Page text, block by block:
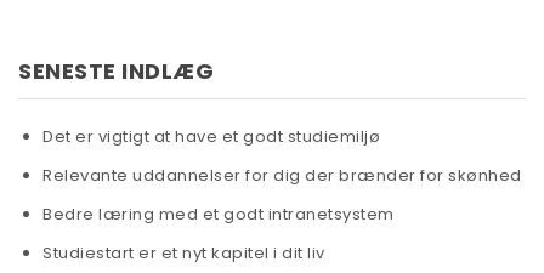
SENESTE INDLÆG
Det er vigtigt at have et godt studiemiljø
Relevante uddannelser for dig der brænder for skønhed
Bedre læring med et godt intranetsystem
Studiestart er et nyt kapitel i dit liv